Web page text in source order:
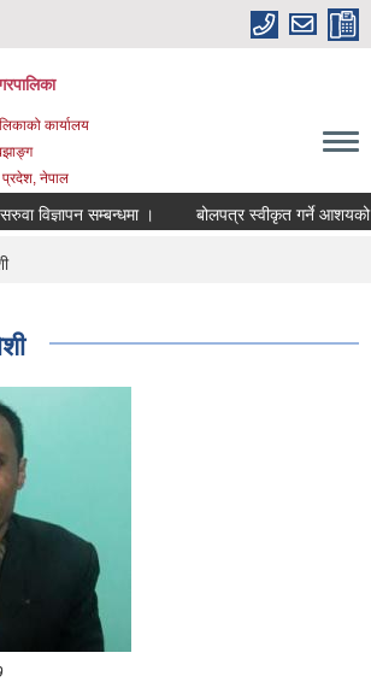
कार्यालय
प्रदेश, नेपाल
विज्ञापन सम्बन्धमा । बोलपत्र स्वीकृत गर्ने आशयको